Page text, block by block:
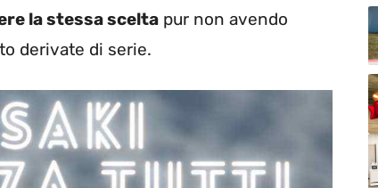
la stessa scelta pur non avendo
derivate di serie.